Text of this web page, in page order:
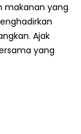
makanan yang
Ajak
yang